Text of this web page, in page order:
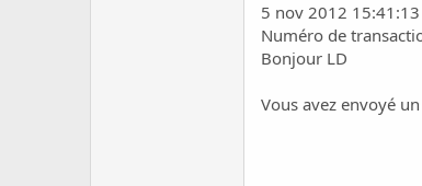
5 nov 2012 15:41:13
Numéro de
Bonjour LD
Vous avez envoyé